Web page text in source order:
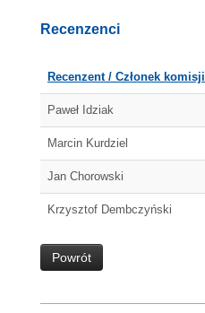
Recenzenci
Recenzent / Członek komisji
Paweł Idziak
Marcin Kurdziel
Jan Chorowski
Krzysztof Dembczyński
Powrót